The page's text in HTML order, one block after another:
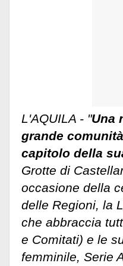
L'AQUILA - "Una
grande
capitolo della
Grotte di
occasione della
delle Regioni, la
che abbraccia
e Comitati) e le
femminile, Serie